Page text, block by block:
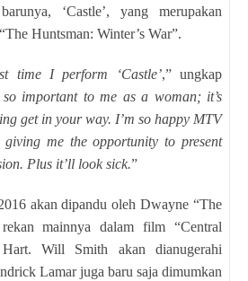
‘Castle’, yang merupakan
Huntsman: Winter’s War”.
time I perform ‘Castle’,” ungkap
important to me as a woman; it’s
get in your way. I’m so happy MTV
me the opportunity to present
Plus it’ll look sick.”
akan dipandu oleh Dwayne “The
mainnya dalam film “Central
Will Smith akan dianugerahi
Lamar juga baru saja dimumkan